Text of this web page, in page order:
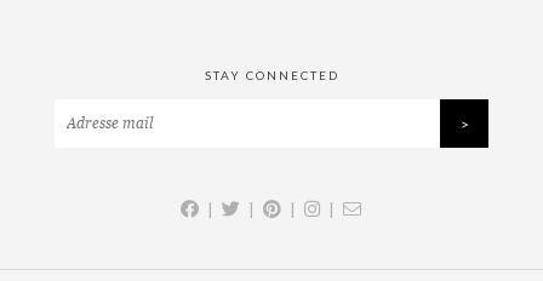
STAY CONNECTED
| | | |